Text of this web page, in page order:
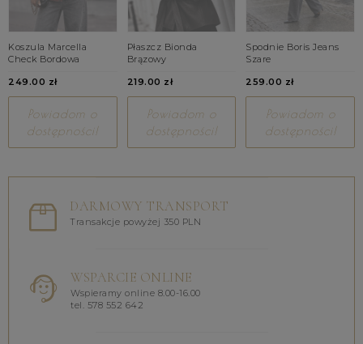
Koszula Marcella
Check Bordowa
249.00 zł
Powiadom o
dostępności!
Płaszcz Bionda
Brązowy
219.00 zł
Powiadom o
dostępności!
Spodnie Boris Jeans
Szare
259.00 zł
Powiadom o
dostępności!
DARMOWY TRANSPORT
Transakcje powyżej 350 PLN
WSPARCIE ONLINE
Wspieramy online 8.00-16.00
tel. 578 552 642